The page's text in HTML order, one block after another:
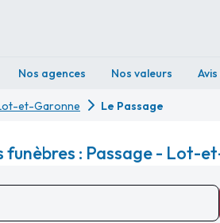
Nos agences Nos valeurs
et-Garonne Le Passage
funèbres : Passage - Lot-